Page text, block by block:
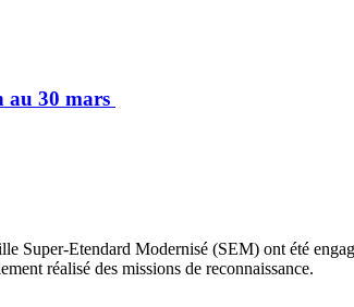
au 30 mars
Etendard Modernisé (SEM) ont été
réalisé des missions de reconnaissance.